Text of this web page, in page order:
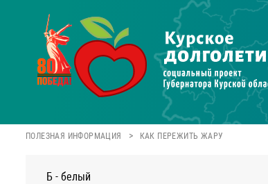
ПОЛЕЗНАЯ ИНФОРМАЦИЯ > КАК ПЕРЕЖИТЬ ЖАРУ
Б - белый